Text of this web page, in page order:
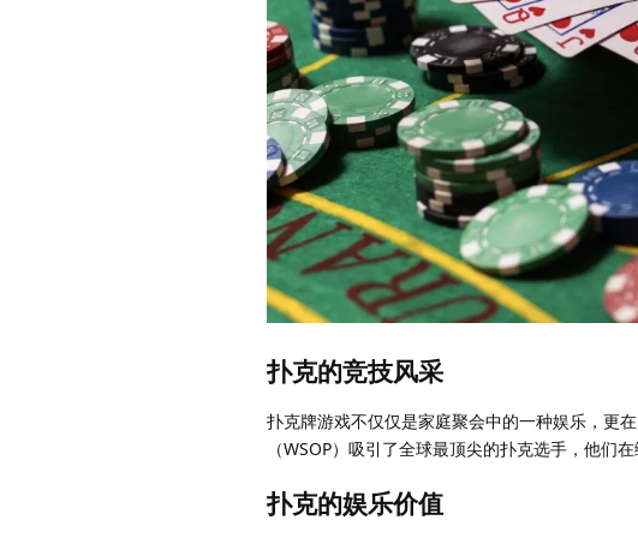
扑克的竞技风采
扑克牌游戏不仅仅是家庭聚会中的一种娱乐，更
（WSOP）吸引了全球最顶尖的扑克选手，他们
扑克的娱乐价值